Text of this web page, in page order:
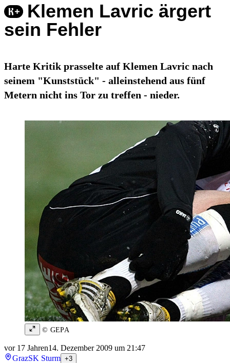
Klemen Lavric ärgert
sein Fehler
Harte Kritik prasselte auf Klemen Lavric nach
seinem "Kunststück" - alleinstehend aus fünf
Metern nicht ins Tor zu treffen - nieder.
© GEPA
vor 17 Jahren14. Dezember 2009 um 21:47
GrazSK Sturm +3